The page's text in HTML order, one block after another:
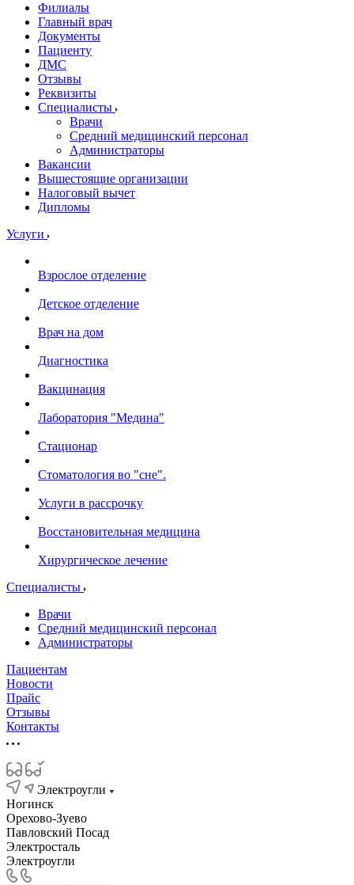
Филиалы
Главный врач
Документы
Пациенту
ДМС
Отзывы
Реквизиты
Специалисты
Врачи
Средний медицинский персонал
Администраторы
Вакансии
Вышестоящие организации
Налоговый вычет
Дипломы
Услуги
Взрослое отделение
Детское отделение
Врач на дом
Диагностика
Вакцинация
Лаборатория "Медина"
Стационар
Стоматология во "сне".
Услуги в рассрочку
Восстановительная медицина
Хирургическое лечение
Специалисты
Врачи
Средний медицинский персонал
Администраторы
Пациентам
Новости
Прайс
Отзывы
Контакты
Электроугли
Ногинск
Орехово-Зуево
Павловский Посад
Электросталь
Электроугли